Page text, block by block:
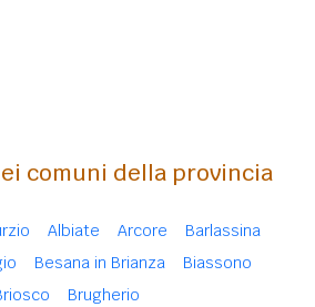
comuni della provincia
Albiate Arcore
Barlassina
Besana in Brianza
Biassono
Brugherio